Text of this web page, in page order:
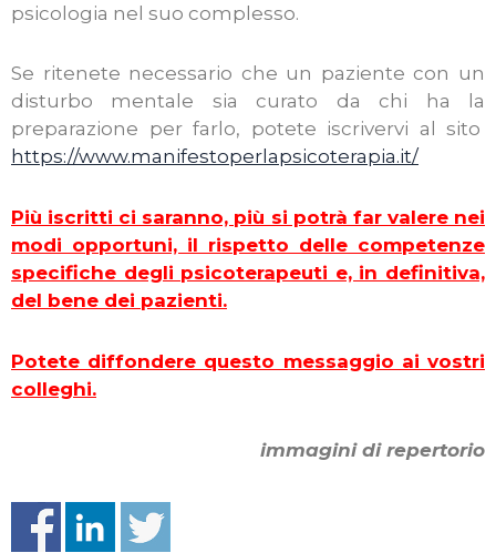
psicologia nel suo complesso.
Se ritenete necessario che un paziente con un
disturbo mentale sia curato da chi ha la
preparazione per farlo, potete iscrivervi al sito
https://www.manifestoperlapsicoterapia.it/
Più iscritti ci saranno, più si potrà far valere nei
modi opportuni, il rispetto delle competenze
specifiche degli psicoterapeuti e, in definitiva,
del bene dei pazienti.
Potete diffondere questo messaggio ai vostri
colleghi.
immagini di repertorio